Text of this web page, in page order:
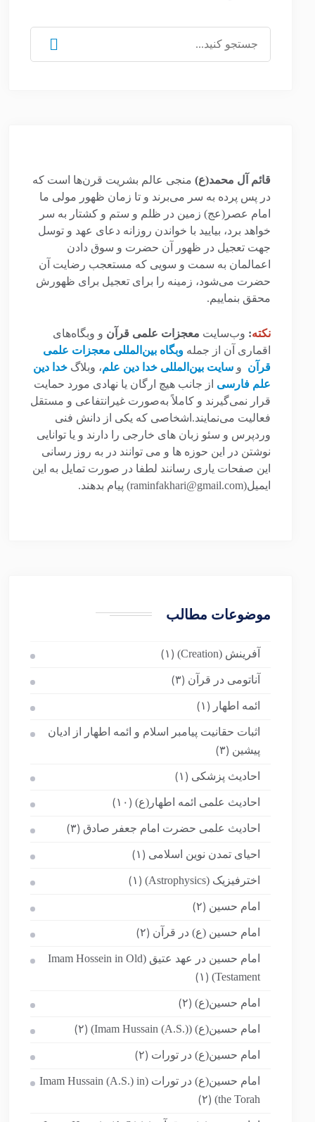
برای:
قائم آل محمد(ع) منجی عالم بشریت قرن‌ها است که
در پس پرده به سر می‌برند و تا زمان ظهور مولی ما
امام عصر(عج) زمین در ظلم و ستم و کشتار به سر
خواهد برد، بیایید با خواندن روزانه دعای عهد و توسل
جهت تعجیل در ظهور آن حضرت و سوق دادن
اعمالمان به سمت و سویی که مستعجب رضایت آن
حضرت می‌شود، زمینه را برای تعجیل برای ظهورش
محقق بنماییم.
نکته: وب‌سایت معجزات علمی قرآن و وبگاه‌های
اقماری آن از جمله وبگاه بین‌المللی معجزات علمی
قرآن و سایت بین‌المللی خدا دین علم، وبلاگ خدا دین
علم فارسی از جانب هیچ ارگان یا نهادی مورد حمایت
قرار نمی‌گیرند و کاملاً به‌صورت غیرانتفاعی و مستقل
فعالیت می‌نمایند.اشخاصی که یکی از دانش فنی
وردپرس و سئو زبان های خارجی را دارند و یا توانایی
نوشتن در این حوزه ها و می توانند در به روز رسانی
این صفحات یاری رسانند لطفا در صورت تمایل به این
ایمیل(raminfakhari@gmail.com) پیام بدهند.
موضوعات مطالب
آفرینش (Creation) (۱)
آناتومی در قرآن (۳)
ائمه اطهار (۱)
اثبات حقانیت پیامبر اسلام و ائمه اطهار از ادیان
پیشین (۳)
احادیث پزشکی (۱)
احادیث علمی ائمه اطهار(ع) (۱۰)
احادیث علمی حضرت امام جعفر صادق (۳)
احیای تمدن نوین اسلامی (۱)
اخترفیزیک (Astrophysics) (۱)
امام حسین (۲)
امام حسین (ع) در قرآن (۲)
امام حسین در عهد عتیق (Imam Hossein in Old
Testament)
(۱)
امام حسین(ع) (۲)
امام حسین(ع) (Imam Hussain (A.S.)) (۲)
امام حسین(ع) در تورات (۲)
امام حسین(ع) در تورات (Imam Hussain (A.S.) in
the Torah)
(۲)